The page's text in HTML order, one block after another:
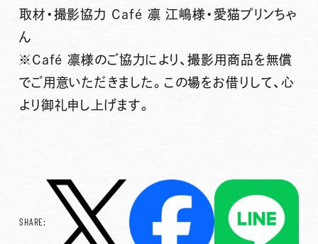
取材・撮影協力 Café 凛 江嶋様・愛猫プリンちゃ
ん
※Café 凛様のご協力により、撮影用商品を無償
でご用意いただきました。この場をお借りして、心
より御礼申し上げます。
SHARE: